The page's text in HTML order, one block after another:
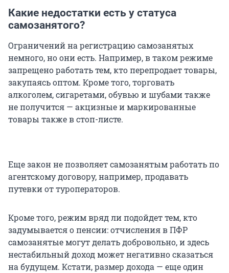
Какие недостатки есть у статуса
самозанятого?
Ограничений на регистрацию самозанятых
немного, но они есть. Например, в таком режиме
запрещено работать тем, кто перепродает товары,
закупаясь оптом. Кроме того, торговать
алкоголем, сигаретами, обувью и шубами также
не получится — акцизные и маркированные
товары также в стоп-листе.
Еще закон не позволяет самозанятым работать по
агентскому договору, например, продавать
путевки от туроператоров.
Кроме того, режим вряд ли подойдет тем, кто
задумывается о пенсии: отчисления в ПФР
самозанятые могут делать добровольно, и здесь
нестабильный доход может негативно сказаться
на будущем. Кстати, размер дохода — еще один